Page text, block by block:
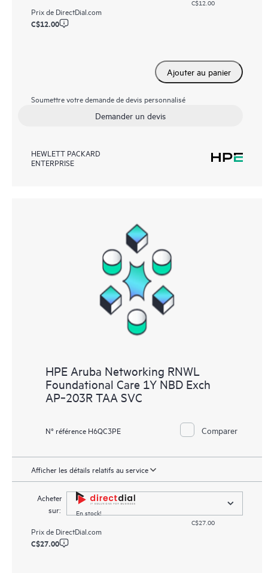
C$12.00
Prix de DirectDial.com
C$12.00
Ajouter au panier
Soumettre votre demande de devis personnalisé
Demander un devis
HEWLETT PACKARD
ENTERPRISE
HPE Aruba Networking RNWL
Foundational Care 1Y NBD Exch
AP‑203R TAA SVC
N° référence H6QC3PE Comparer
Afficher les détails relatifs au service
Acheter
sur:
En stock!
C$27.00
Prix de DirectDial.com
C$27.00